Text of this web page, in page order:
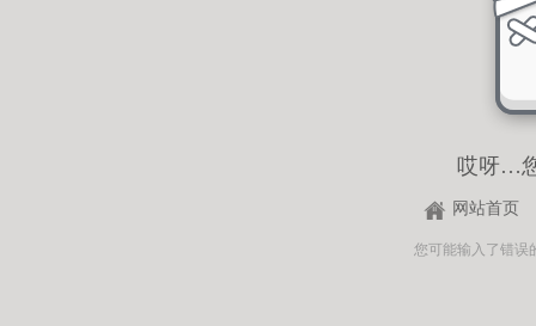
哎呀…
网站首页
您可能输入了错误